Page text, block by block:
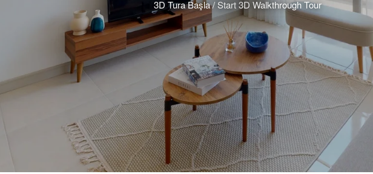
3D Tura Başla / Start 3D Walkthrough Tour